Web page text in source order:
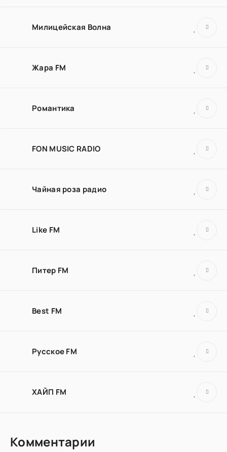
Милицейская Волна
Жара FM
Романтика
FON MUSIC RADIO
Чайная роза радио
Like FM
Питер FM
Best FM
Русское FM
ХАЙП FM
Комментарии